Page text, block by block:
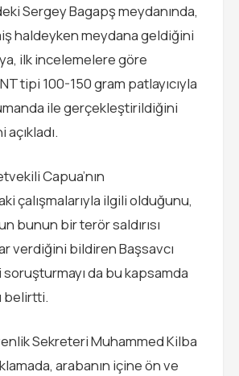
Sergey Bagapş meydanında,
haldeyken meydana geldiğini
ilk incelemelere göre
tipi 100-150 gram patlayıcıyla
ile gerçekleştirildiğini
Capua’nın
çalışmalarıyla ilgili olduğunu,
bunun bir terör saldırısı
verdiğini bildiren Başsavcı
da bu kapsamda
belirtti.
Sekreteri Muhammed Kilba
arabanın içine ön ve